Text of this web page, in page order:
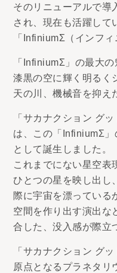
そのリニューアルで導
され、現在も活躍して
「InfiniumΣ（インフ
「InfiniumΣ」の最大の
漆黒の空に輝く明るく
天の川、機械音を抑え
「サカナクション グ
は、この「InfiniumΣ」
として誕生しました。
これまでにない星空表
ひとつの星を映し出し
際に宇宙を漂っている
空間を作り出す演出な
合した、没入感が際立
「サカナクション グ
原点となるプラネタリ